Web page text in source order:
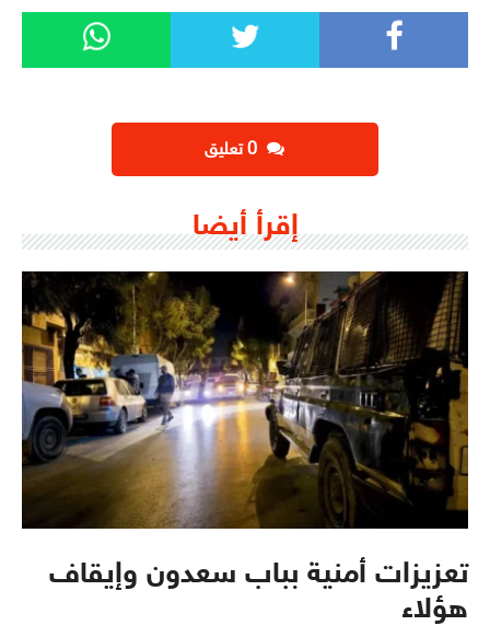
إقرأ أيضا
تعزيزات أمنية بباب سعدون وإيقاف
هؤلاء